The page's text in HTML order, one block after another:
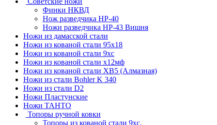
Финки НКВД
Нож разведчика НР-40
Ножи разведчика НР-43 Вишня
Ножи из дамасской стали
Ножи из кованой стали 95х18
Ножи из кованой стали 9хс
Ножи из кованой стали х12мф
Ножи из кованой стали ХВ5 (Алмазная)
Ножи из стали Bohler K 340
Ножи из стали D2
Ножи Пластунские
Ножи ТАНТО
Топоры ручной ковки
Топоры из кованой стали 9хс.